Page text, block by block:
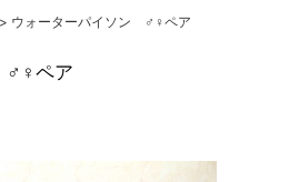
> ウォーターパイソン ♂♀ペア
♂♀ペア